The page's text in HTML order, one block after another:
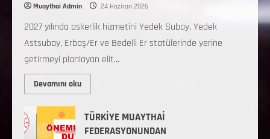
Muaythai Admin 24 Haziran 2026
2027 yılında askerlik hizmetini Yedek Subay, Yedek
Astsubay, Erbaş/Er ve Bedelli Er statülerinde yerine
getirmeyi planlayan elit...
Devamını oku
TÜRKİYE MUAYTHAİ
FEDERASYONUNDAN